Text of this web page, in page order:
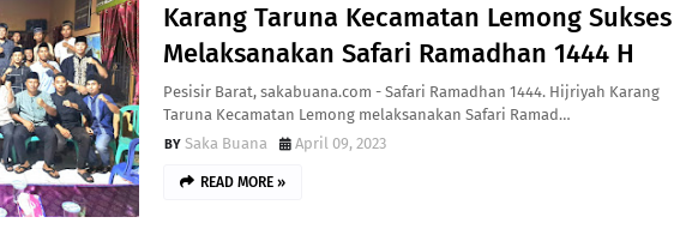
Karang Taruna Kecamatan Lemong Sukses
Melaksanakan Safari Ramadhan 1444 H
Pesisir Barat, sakabuana.com - Safari Ramadhan 1444. Hijriyah Karang
Taruna Kecamatan Lemong melaksanakan Safari Ramad…
Saka Buana
April 09, 2023
READ MORE »